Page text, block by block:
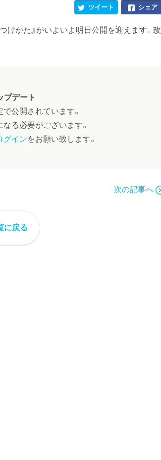
シェア
ツイート
けかた』がいよいよ明日公開を迎えます。改
プデート
公開されています。
る必要がございます。
グインをお願い致します。
次の記事へ
に戻る